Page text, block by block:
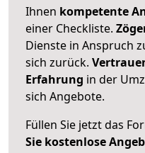
Ihnen kompetente
einer Checkliste.
Dienste in Anspruch
sich zurück.
Erfahrung in der
sich Angebote.
Füllen Sie jetzt das
Sie kostenlose